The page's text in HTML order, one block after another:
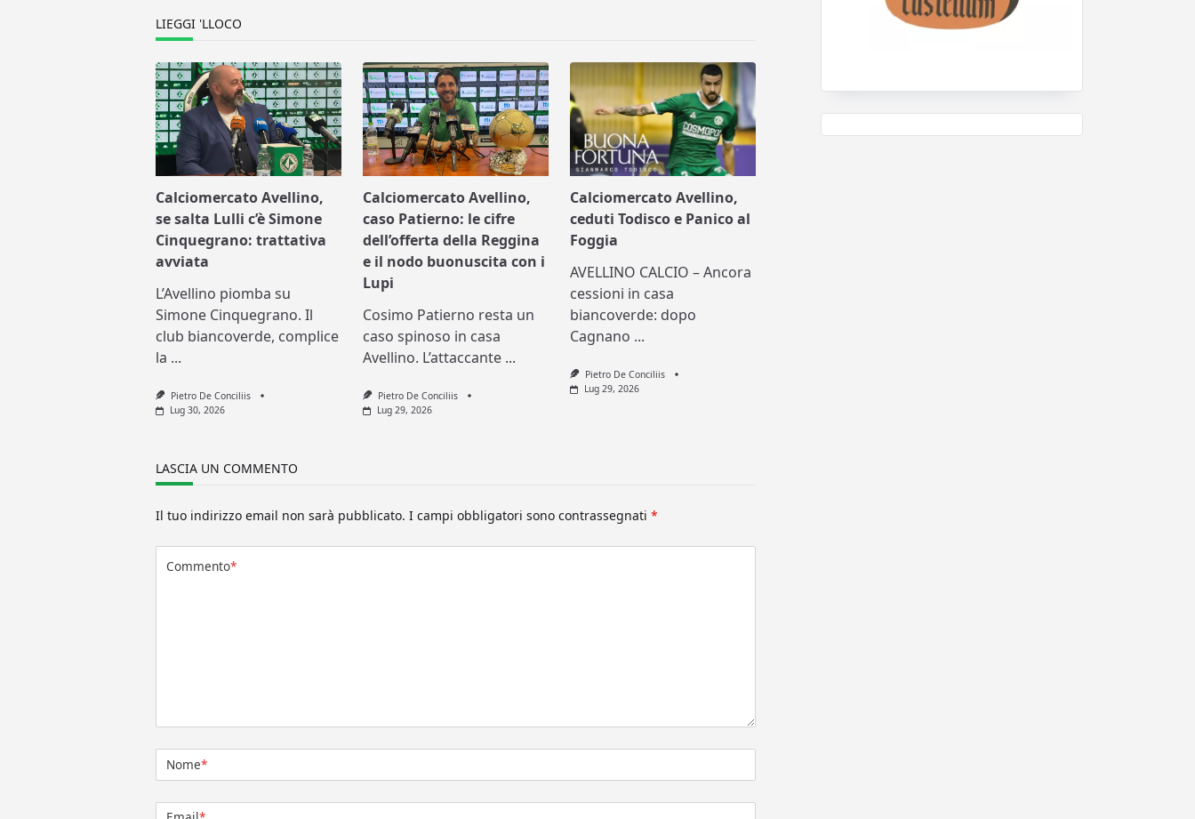
LIEGGI 'LLOCO
Calciomercato Avellino,
se salta Lulli c’è Simone
Cinquegrano: trattativa
avviata
L’Avellino piomba su
Simone Cinquegrano. Il
club biancoverde, complice
la ...
Pietro De Conciliis
Lug 30, 2026
Calciomercato Avellino,
caso Patierno: le cifre
dell’offerta della Reggina
e il nodo buonuscita con i
Lupi
Cosimo Patierno resta un
caso spinoso in casa
Avellino. L’attaccante ...
Pietro De Conciliis
Lug 29, 2026
Calciomercato Avellino,
ceduti Todisco e Panico al
Foggia
AVELLINO CALCIO – Ancora
cessioni in casa
biancoverde: dopo
Cagnano ...
Pietro De Conciliis
Lug 29, 2026
LASCIA UN COMMENTO
Il tuo indirizzo email non sarà pubblicato. I campi obbligatori sono contrassegnati*
Commento*
Nome*